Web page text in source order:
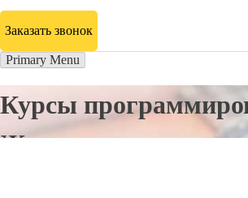
Заказать звонок
Primary Menu
Курсы
Жердевке